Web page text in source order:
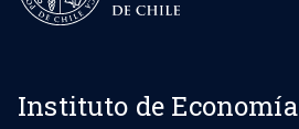
Instituto de Economía